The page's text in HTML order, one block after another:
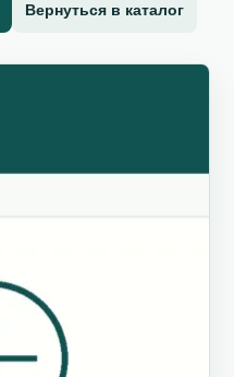
Вернуться в каталог